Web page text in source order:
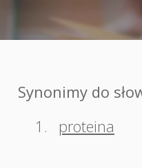
Synonimy do
1.
proteina